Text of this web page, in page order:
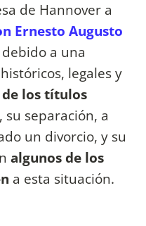
de Hannover a
Ernesto Augusto
a una
legales y
los títulos
, su separación, a
un divorcio, y su
algunos de los
a esta situación.